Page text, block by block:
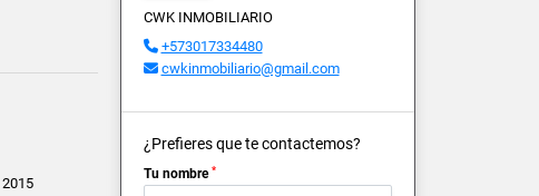
2015
CWK INMOBILIARIO
+573017334480
cwkinmobiliario@gmail.com
¿Prefieres que te contactemos?
Tu nombre *